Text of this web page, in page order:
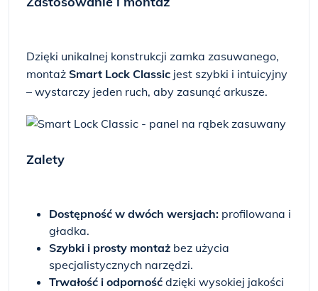
Dzięki unikalnej konstrukcji zamka zasuwanego,
montaż Smart Lock Classic jest szybki i intuicyjny
– wystarczy jeden ruch, aby zasunąć arkusze.
Zalety
Dostępność w dwóch wersjach: profilowana i
gładka.
Szybki i prosty montaż bez użycia
specjalistycznych narzędzi.
Trwałość i odporność dzięki wysokiej jakości